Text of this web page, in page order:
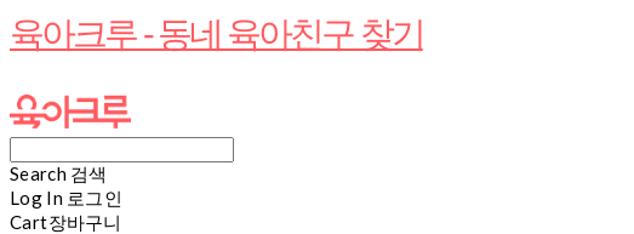
육아크루 - 동네 육아친구 찾기
Search 검색
Log In 로그인
Cart장바구니